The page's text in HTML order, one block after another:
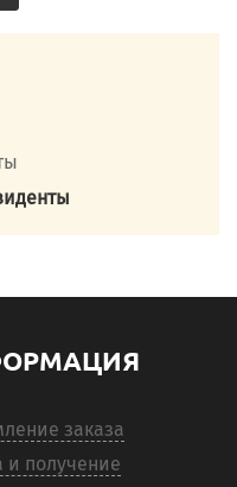
заказа
и получение